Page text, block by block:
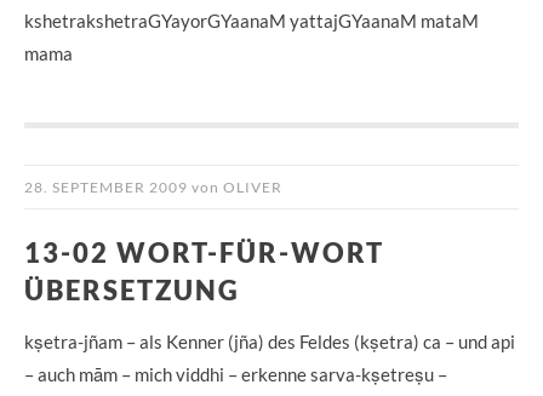
kshetrakshetraGYayorGYaanaM yattajGYaanaM mataM
mama
28. SEPTEMBER 2009 von OLIVER
13-02 WORT-FÜR-WORT
ÜBERSETZUNG
kṣetra-jñam – als Kenner (jña) des Feldes (kṣetra) ca – und api
– auch mām – mich viddhi – erkenne sarva-kṣetreṣu –